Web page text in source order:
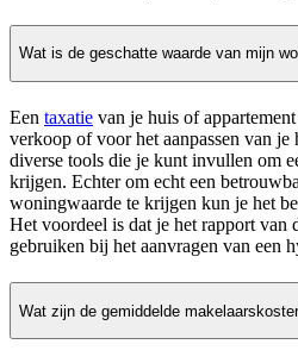
Wat is de geschatte waarde van mijn
Een taxatie van je huis of
verkoop of voor het aanpassen van
diverse tools die je kunt invullen om
krijgen. Echter om echt een
woningwaarde te krijgen kun je het
Het voordeel is dat je het rapport van
gebruiken bij het aanvragen van een
Wat zijn de gemiddelde